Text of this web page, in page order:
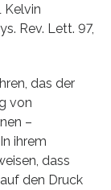
Kelvin
Rev. Lett. 97,
das der
von
–
ihrem
dass
den Druck